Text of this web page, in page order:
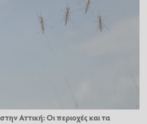
Αττική: Οι περιοχές και τα